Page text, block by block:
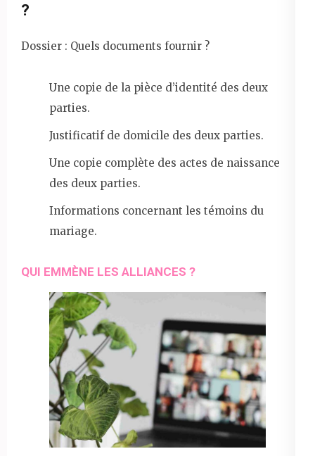
?
Dossier : Quels documents fournir ?
Une copie de la pièce d’identité des deux
parties.
Justificatif de domicile des deux parties.
Une copie complète des actes de naissance
des deux parties.
Informations concernant les témoins du
mariage.
QUI EMMÈNE LES ALLIANCES ?